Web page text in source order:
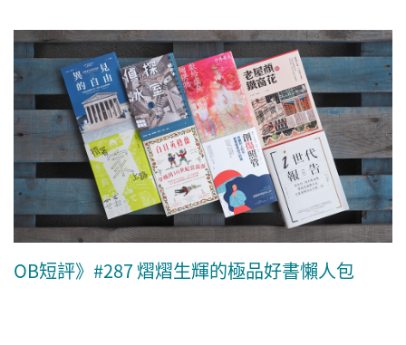
OB短評》#287 熠熠生輝的極品好書懶人包